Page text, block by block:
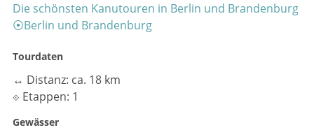
Die schönsten Kanutouren in Berlin und Brandenburg
⦿Berlin und Brandenburg
Tourdaten
↔ Distanz: ca. 18 km
⟐ Etappen: 1
Gewässer